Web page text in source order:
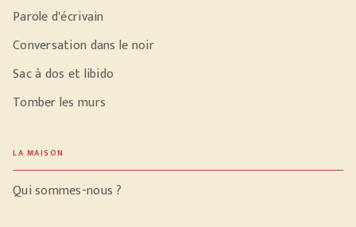
Parole d'écrivain
Conversation dans le noir
Sac à dos et libido
Tomber les murs
LA MAISON
Qui sommes-nous ?